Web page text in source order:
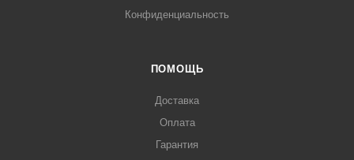
Конфиденциальность
ПОМОЩЬ
Доставка
Оплата
Гарантия